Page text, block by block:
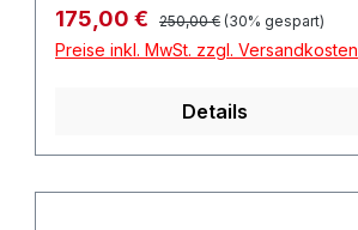
Verkaufspreis:
175,00 € Regulärer Preis:
250,00 € (30% gespart)
Preise inkl. MwSt. zzgl. Versandkosten
Details